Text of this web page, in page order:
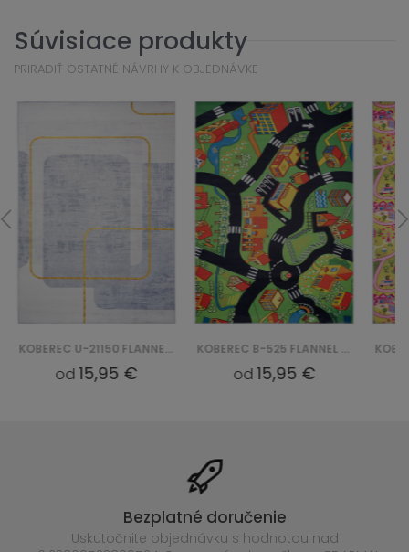
Súvisiace produkty
PRIRADIŤ OSTATNÉ NÁVRHY K OBJEDNÁVKE
KOBEREC U-21150 FLANNEL PRINTED
od15,95 €
KOBEREC B-525 FLANNEL PRINTED
od15,95 €
Bezplatné doručenie
Uskutočnite objednávku s hodnotou nad